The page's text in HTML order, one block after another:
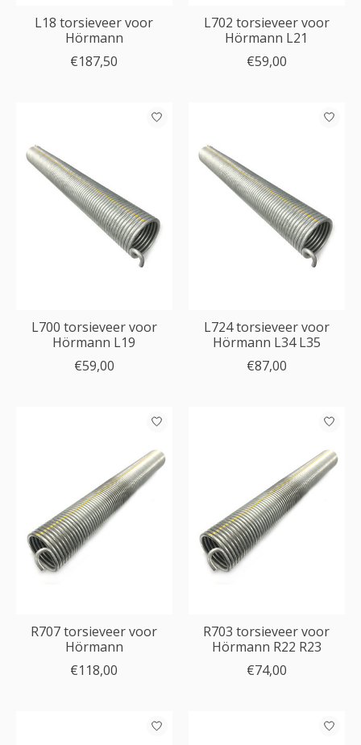
L18 torsieveer voor
Hörmann
€187,50
L702 torsieveer voor
Hörmann L21
€59,00
L700 torsieveer voor
Hörmann L19
€59,00
L724 torsieveer voor
Hörmann L34 L35
€87,00
R707 torsieveer voor
Hörmann
€118,00
R703 torsieveer voor
Hörmann R22 R23
€74,00